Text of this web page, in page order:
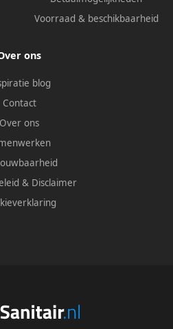
Voorraad & beschikbaarheid
ons
blog
Contact
Over ons
& Disclaimer